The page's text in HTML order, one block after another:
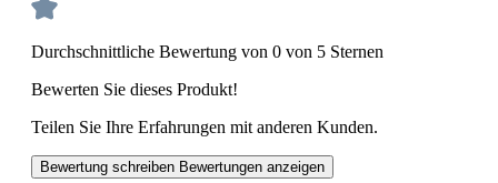
Durchschnittliche Bewertung von 0 von 5 Sternen
Bewerten Sie dieses Produkt!
Teilen Sie Ihre Erfahrungen mit anderen Kunden.
Bewertung schreiben Bewertungen anzeigen